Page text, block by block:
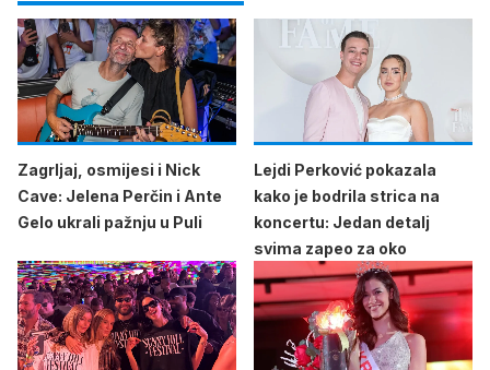
Zagrljaj, osmijesi i Nick
Cave: Jelena Perčin i Ante
Gelo ukrali pažnju u Puli
Lejdi Perković pokazala
kako je bodrila strica na
koncertu: Jedan detalj
svima zapeo za oko